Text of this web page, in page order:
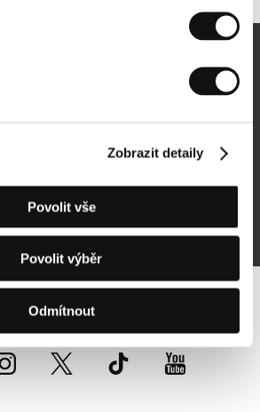
Zobrazit detaily
Povolit vše
Povolit výběr
Odmítnout
Sledujte nás na síti: